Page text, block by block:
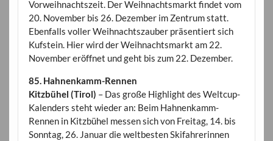
Vorweihnachtszeit. Der Weihnachtsmarkt findet vom
20. November bis 26. Dezember im Zentrum statt.
Ebenfalls voller Weihnachtszauber präsentiert sich
Kufstein. Hier wird der Weihnachtsmarkt am 22.
November eröffnet und geht bis zum 22. Dezember.
85. Hahnenkamm-Rennen
Kitzbühel (Tirol) – Das große Highlight des Weltcup-
Kalenders steht wieder an: Beim Hahnenkamm-
Rennen in Kitzbühel messen sich von Freitag, 14. bis
Sonntag, 26. Januar die weltbesten Skifahrerinnen